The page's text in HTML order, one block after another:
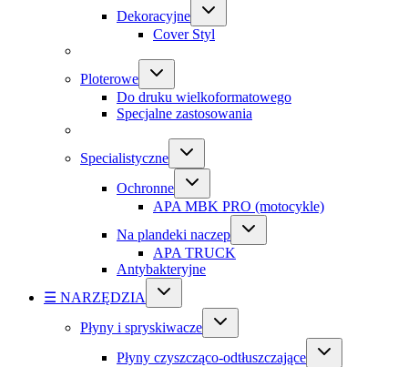
Dekoracyjne
Cover Styl
Ploterowe
Do druku wielkoformatowego
Specjalne zastosowania
Specialistyczne
Ochronne
APA MBK PRO (motocykle)
Na plandeki naczep
APA TRUCK
Antybakteryjne
☰ NARZĘDZIA
Płyny i spryskiwacze
Płyny czyszcząco-odtłuszczające